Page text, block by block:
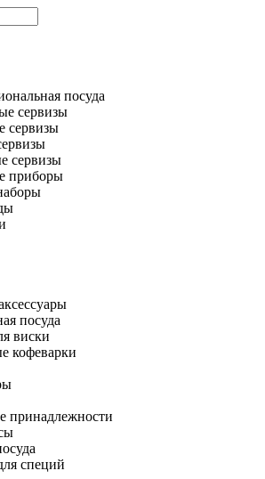
посуда
сервизы
сервизы
сервизы
приборы
посуда
виски
кофеварки
принадлежности
специй